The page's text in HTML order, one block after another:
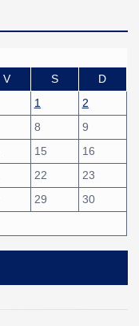
V S
D
1
2
8
9
15
16
22
23
29
30